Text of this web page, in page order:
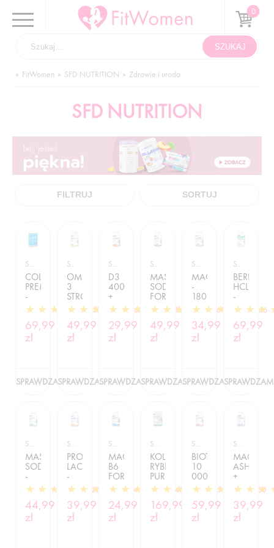
FitWomen SFD NUTRITION Zdrowie i uroda
SFD NUTRITION
FILTRUJ SORTUJ
SFD NUTRITION / ZDROWIE I URODA
COLLAGEN
PREMIUM
-
400G
930
69,99
zł
SPRAWDZAM
SFD NUTRITION / ZDROWIE I URODA
OMEGA
3
STRONG
-
90SOFTGELS
660
49,99
zł
SPRAWDZAM
SFD NUTRITION / ZDROWIE I URODA
D3
4000
+
K2
-
120
TABLETEK
511
29,99
zł
SPRAWDZAM
SFD NUTRITION / ZDROWIE I URODA
MAŚLAN
SODU
FORTE
-
180
TABLETEK
168
49,99
zł
SPRAWDZAM
SFD NUTRITION / ZDROWIE I URODA
-
180
TABLETEK
366
34,99
zł
SPRAWDZAM
SFD NUTRITION / ZDROWIE I URODA
HCL
-
90
TABLETEK
69,99
zł
SPRAWDZAM
SFD NUTRITION / ZDROWIE I URODA
MAŚLAN
SODU
-
120
KAPSUŁEK
128
44,99
zł
SFD NUTRITION / ZDROWIE I URODA
PROBIOTYK
LACTOSPORE
-
90
TABLETEK
34
39,99
zł
SFD NUTRITION / ZDROWIE I URODA
MAG
B6
FORTE
-
90
TABLETEK
345
24,99
zł
SFD NUTRITION / ZDROWIE I URODA
KOLAGEN
RYBI
PURE
GOLD
-
500G
65
169,99
zł
SFD NUTRITION / ZDROWIE I URODA
BIOTYNA
10
000
-
100
TABLETEK
130
59,99
zł
SFD NUTRITION / ZDROWIE I URODA
MAGNEZ
+
B6 -
180
TABLETEK
39,99
zł